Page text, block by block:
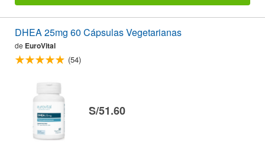
DHEA 25mg 60 Cápsulas Vegetarianas
de EuroVital
(54)
S/51.60